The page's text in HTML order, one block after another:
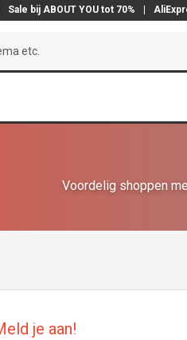
Sale bij ABOUT YOU tot 70%
Voordelig shoppen
je aan!